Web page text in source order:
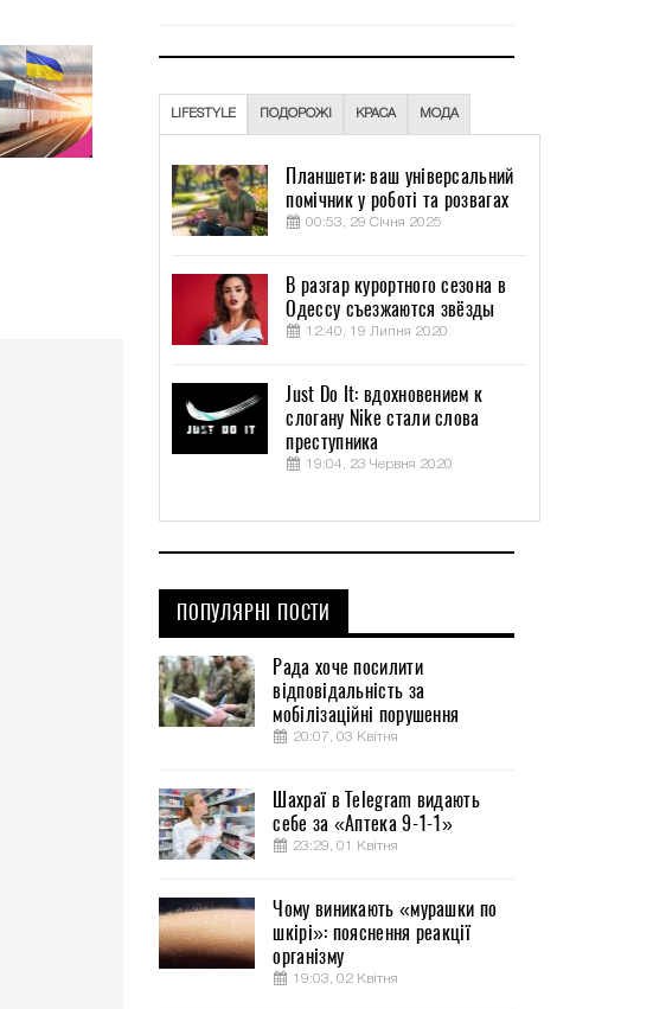
LIFESTYLE ПОДОРОЖІ КРАСА МОДА
Планшети: ваш універсальний
помічник у роботі та розвагах
00:53, 29 Січня 2025
В разгар курортного сезона в
Одессу съезжаются звёзды
12:40, 19 Липня 2020
Just Do It: вдохновением к
слогану Nike стали слова
преступника
19:04, 23 Червня 2020
ПОПУЛЯРНІ ПОСТИ
Рада хоче посилити
відповідальність за
мобілізаційні порушення
20:07, 03 Квітня
Шахраї в Telegram видають
себе за «Аптека 9-1-1»
23:29, 01 Квітня
Чому виникають «мурашки по
шкірі»: пояснення реакції
організму
19:03, 02 Квітня